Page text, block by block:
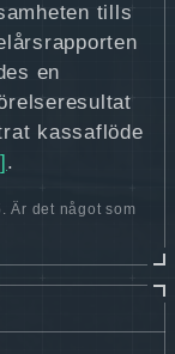
tills
en
kassaflöde
.
Är det något som